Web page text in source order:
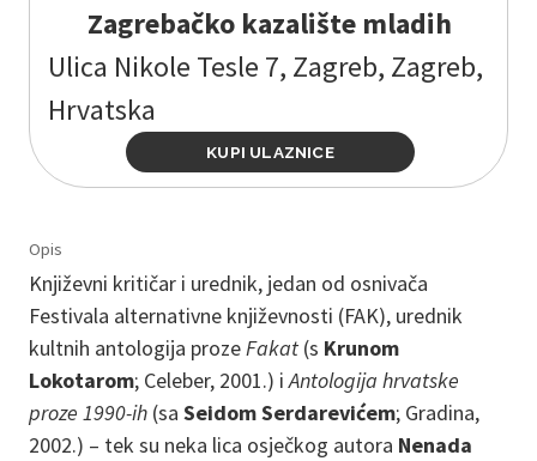
Zagrebačko kazalište mladih
Ulica Nikole Tesle 7, Zagreb, Zagreb,
Hrvatska
KUPI ULAZNICE
Opis
Književni kritičar i urednik, jedan od osnivača
Festivala alternativne književnosti (FAK), urednik
kultnih antologija prozeFakat (s Krunom
Lokotarom; Celeber, 2001.) iAntologija hrvatske
proze 1990-ih (sa Seidom Serdarevićem; Gradina,
2002.) – tek su neka lica osječkog autora Nenada